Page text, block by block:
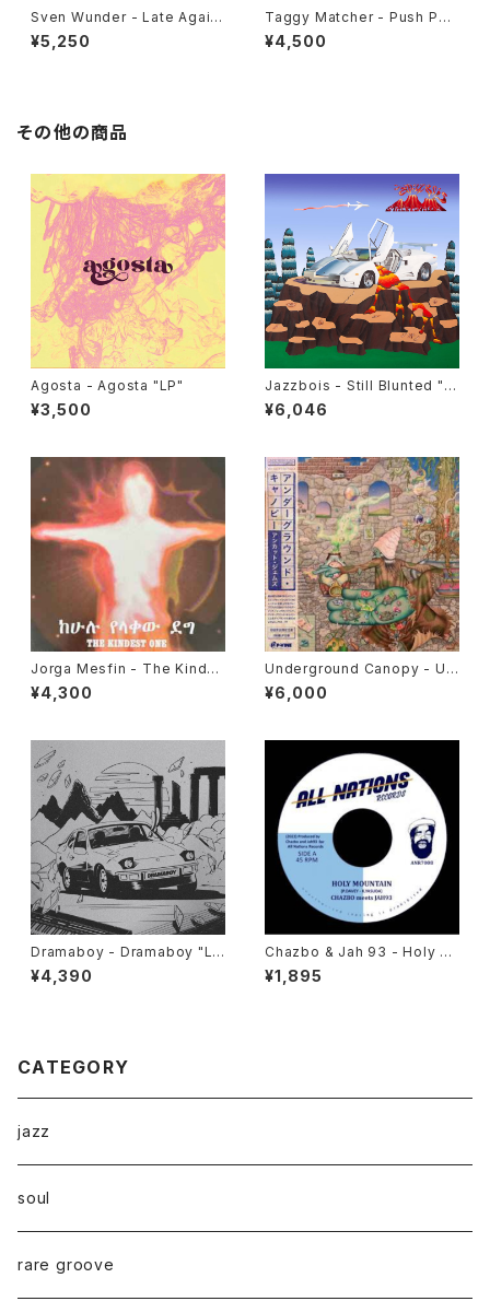
Sven Wunder - Late Again
"LP"
¥5,250
Taggy Matcher - Push Pus
h "LP"
¥4,500
その他の商品
Agosta - Agosta "LP"
¥3,500
Jazzbois - Still Blunted "L
P"
¥6,046
Jorga Mesfin - The Kindes
t One "LP"
¥4,300
Underground Canopy - Un
cut Gems "2xLP"
¥6,000
Dramaboy - Dramaboy "L
P"
¥4,390
Chazbo & Jah 93 - Holy M
ountain "7"
¥1,895
CATEGORY
jazz
soul
rare groove